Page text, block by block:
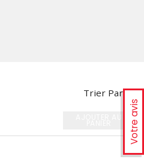
Votre avis
Trier Par